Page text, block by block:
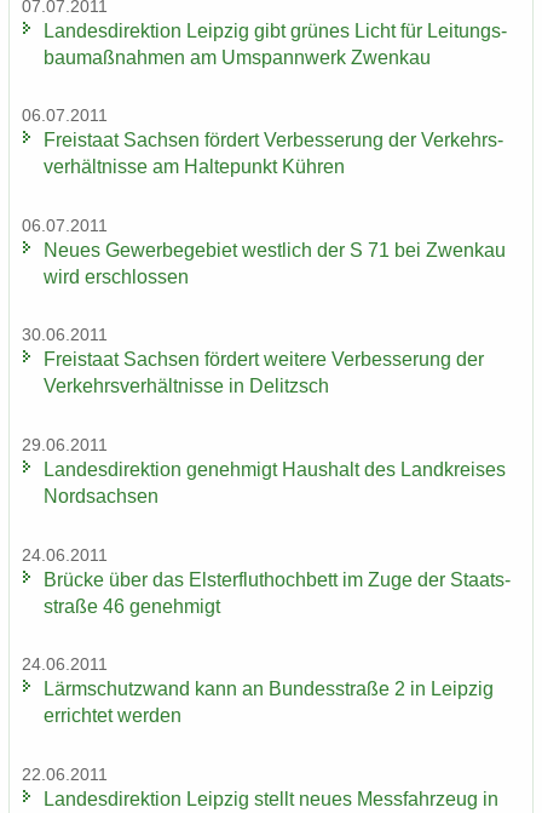
07.07.2011
Lan­des­di­rek­ti­on Leip­zig gibt grü­nes Licht für Lei­tungs­
bau­maß­nah­men am Um­spann­werk Zwenkau
06.07.2011
Frei­staat Sach­sen för­dert Ver­bes­se­rung der Ver­kehrs­
ver­hält­nis­se am Hal­te­punkt Küh­ren
06.07.2011
Neues Ge­wer­be­ge­biet west­lich der S 71 bei Zwenkau
wird er­schlos­sen
30.06.2011
Frei­staat Sach­sen för­dert wei­te­re Ver­bes­se­rung der
Ver­kehrs­ver­hält­nis­se in De­litzsch
29.06.2011
Lan­des­di­rek­ti­on ge­neh­migt Haus­halt des Land­krei­ses
Nord­sach­sen
24.06.2011
Brü­cke über das Els­ter­flut­hoch­bett im Zuge der Staats­
stra­ße 46 ge­neh­migt
24.06.2011
Lärm­schutz­wand kann an Bun­des­stra­ße 2 in Leip­zig
er­rich­tet wer­den
22.06.2011
Lan­des­di­rek­ti­on Leip­zig stellt neues Mess­fahr­zeug in